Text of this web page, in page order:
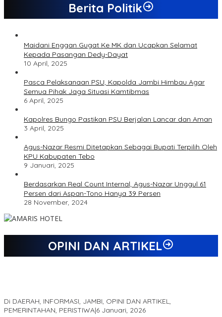
Berita Politik
Maidani Enggan Gugat Ke MK dan Ucapkan Selamat
Kepada Pasangan Dedy-Dayat
10 April, 2025
Pasca Pelaksanaan PSU, Kapolda Jambi Himbau Agar
Semua Pihak Jaga Situasi Kamtibmas
6 April, 2025
Kapolres Bungo Pastikan PSU Berjalan Lancar dan Aman
3 April, 2025
Agus-Nazar Resmi Ditetapkan Sebagai Bupati Terpilih Oleh
KPU Kabupaten Tebo
9 Januari, 2025
Berdasarkan Real Count Internal, Agus-Nazar Unggul 61
Persen dari Aspan-Tono Hanya 39 Persen
28 November, 2024
OPINI DAN ARTIKEL
Di DAERAH, INFORMASI, JAMBI, OPINI DAN ARTIKEL,
PEMERINTAHAN, PERISTIWA|6 Januari, 2026